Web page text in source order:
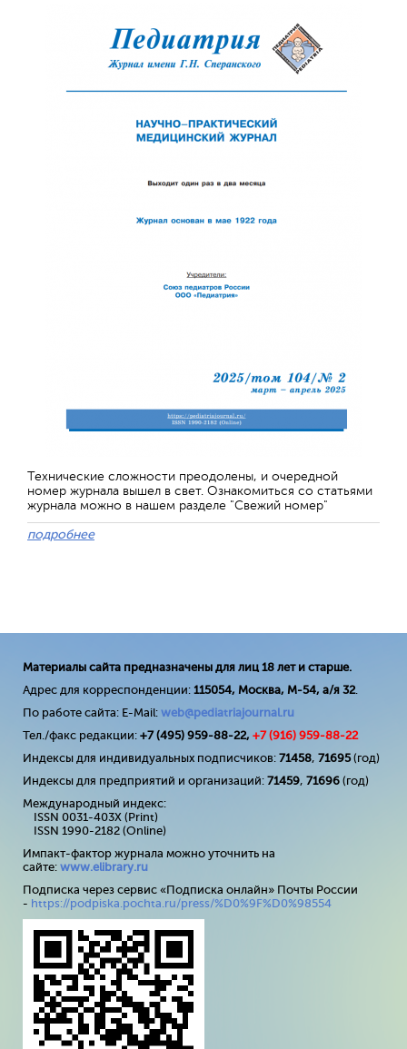
Технические сложности преодолены, и очередной
номер журнала вышел в свет. Ознакомиться со статьями
журнала можно в нашем разделе "Свежий номер"
подробнее
Материалы сайта предназначены для лиц 18 лет и старше.
Адрес для корреспонденции: 115054, Москва, М-54, а/я 32.
По работе сайта: E-Mail: web@pediatriajournal.ru
Тел./факс редакции: +7 (495) 959-88-22, +7 (916) 959-88-22
Индексы для индивидуальных подписчиков: 71458, 71695(год)
Индексы для предприятий и организаций: 71459, 71696 (год)
Международный индекс:
ISSN 0031-403X (Print)
ISSN 1990-2182 (Online)
Импакт-фактор журнала можно уточнить на
сайте: www.elibrary.ru
Подписка через сервис «Подписка онлайн» Почты России
- https://podpiska.pochta.ru/press/%D0%9F%D0%98554